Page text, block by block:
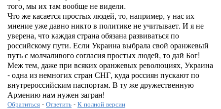
того, мы их там вообще не видели.
Что же касается простых людей, то, например, у нас их
мнение уже давно никто в политике не учитывает. И я не
уверена, что каждая страна обязана развиваться по
российскому пути. Если Украина выбрала свой оранжевый
путь с молчаливого согласия простых людей, то дай Бог!
Меж тем, даже при всяких оранжевых революциях, Украина
- одна из немногих стран СНГ, куда россиян пускают по
внутрероссийским паспортам. В ту же дружественную
Армению нам нужен загран!
Обратиться - Ответить - К полной версии